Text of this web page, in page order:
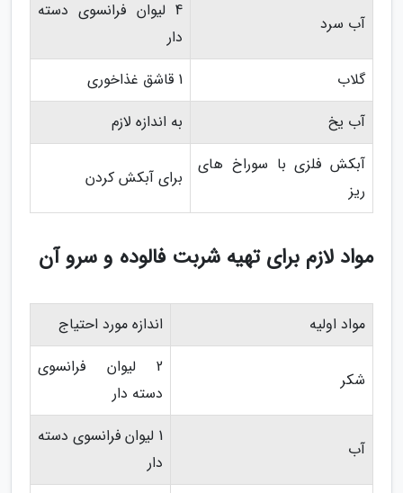
آب سرد
4 لیوان فرانسوی دسته
دار
گلاب
1 قاشق غذاخوری
آب یخ
به اندازه لازم
آبکش فلزی با سوراخ های
ریز
برای آبکش کردن
مواد لازم برای تهیه شربت فالوده و سرو آن
مواد اولیه اندازه مورد احتیاج
شکر
2 لیوان فرانسوی
دسته دار
آب
1 لیوان فرانسوی دسته
دار